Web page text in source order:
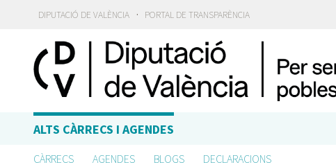
DIPUTACIÓ DE VALÈNCIA · PORTAL DE TRANSPARÈNCIA
ALTS CÀRRECS I AGENDES
CÀRRECS AGENDES BLOGS DECLARACIONS